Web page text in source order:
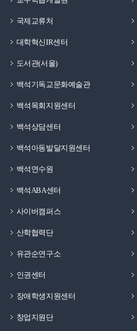
국제교류처
대학혁신IR센터
도서관(서울)
백석기독교문화예술관
백석목회지원센터
백석상담센터
백석아동발달지원센터
백석연수원
백석ABA센터
사이버캠퍼스
산학협력단
유관순연구소
인권센터
장애학생지원센터
창업지원단